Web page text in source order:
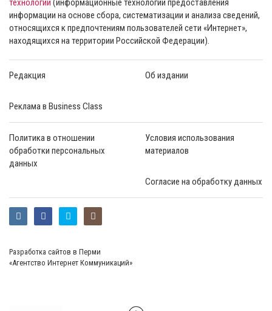
информации на основе сбора, систематизации и анализа сведений,
относящихся к предпочтениям пользователей сети «Интернет»,
находящихся на территории Российской Федерации).
Редакция Об издании
Реклама в Business Class
Политика в отношении
обработки персональных
данных
Условия использования
материалов
Согласие на обработку данных
Разработка сайтов в Перми
«Агентство Интернет Коммуникаций»